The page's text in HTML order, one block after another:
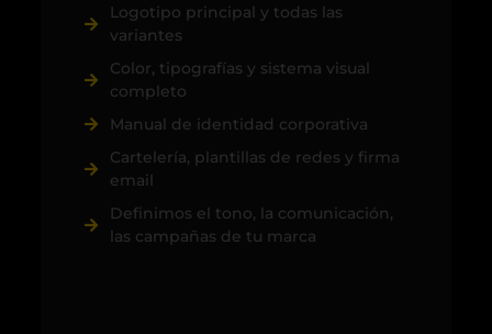
Logotipo principal y todas las
variantes
Color, tipografías y sistema visual
completo
Manual de identidad corporativa
Cartelería, plantillas de redes y firma
email
Definimos el tono, la comunicación,
las campañas de tu marca